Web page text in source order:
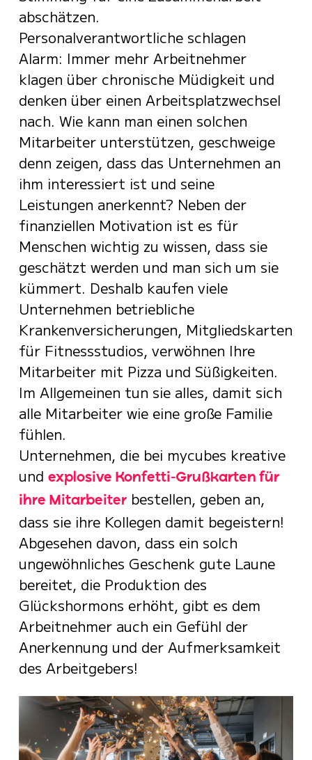
abschätzen.
Personalverantwortliche schlagen
Alarm: Immer mehr Arbeitnehmer
klagen über chronische Müdigkeit und
denken über einen Arbeitsplatzwechsel
nach. Wie kann man einen solchen
Mitarbeiter unterstützen, geschweige
denn zeigen, dass das Unternehmen an
ihm interessiert ist und seine
Leistungen anerkennt? Neben der
finanziellen Motivation ist es für
Menschen wichtig zu wissen, dass sie
geschätzt werden und man sich um sie
kümmert. Deshalb kaufen viele
Unternehmen betriebliche
Krankenversicherungen, Mitgliedskarten
für Fitnessstudios, verwöhnen Ihre
Mitarbeiter mit Pizza und Süßigkeiten.
Im Allgemeinen tun sie alles, damit sich
alle Mitarbeiter wie eine große Familie
fühlen.
Unternehmen, die bei mycubes kreative
undexplosive Konfetti-Grußkarten für
ihre Mitarbeiter bestellen, geben an,
dass sie ihre Kollegen damit begeistern!
Abgesehen davon, dass ein solch
ungewöhnliches Geschenk gute Laune
bereitet, die Produktion des
Glückshormons erhöht, gibt es dem
Arbeitnehmer auch ein Gefühl der
Anerkennung und der Aufmerksamkeit
des Arbeitgebers!